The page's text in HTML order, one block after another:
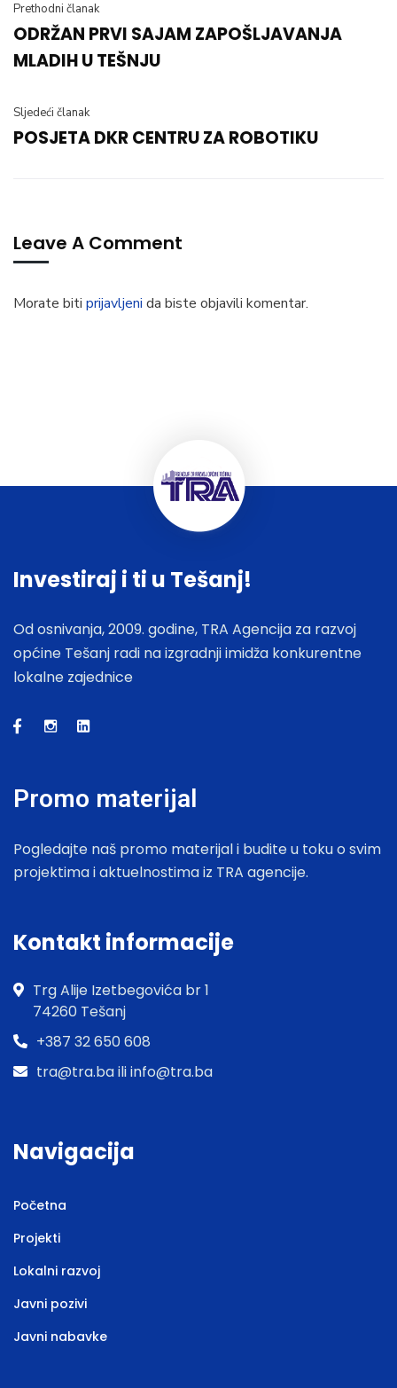
Prethodni članak
ODRŽAN PRVI SAJAM ZAPOŠLJAVANJA
MLADIH U TEŠNJU
Sljedeći članak
POSJETA DKR CENTRU ZA ROBOTIKU
Leave A Comment
Morate biti prijavljeni da biste objavili komentar.
Investiraj i ti u Tešanj!
Od osnivanja, 2009. godine, TRA Agencija za razvoj
općine Tešanj radi na izgradnji imidža konkurentne
lokalne zajednice
Promo materijal
Pogledajte naš promo materijal i budite u toku o svim
projektima i aktuelnostima iz TRA agencije.
Kontakt informacije
Trg Alije Izetbegovića br 1
74260 Tešanj
+387 32 650 608
tra@tra.ba ili info@tra.ba
Navigacija
Početna
Projekti
Lokalni razvoj
Javni pozivi
Javni nabavke